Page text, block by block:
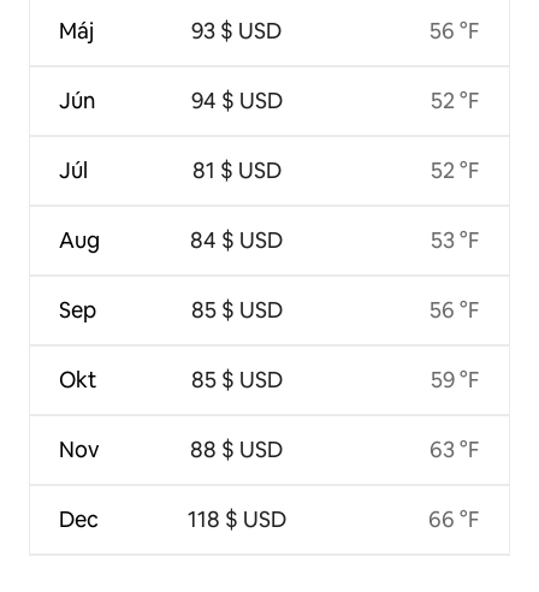
Máj
Jún
Júl
Aug
Sep
Okt
Nov
Dec
93 $ USD
94 $ USD
81 $ USD
84 $ USD
85 $ USD
85 $ USD
88 $ USD
118 $ USD
56 °F
52 °F
52 °F
53 °F
56 °F
59 °F
63 °F
66 °F